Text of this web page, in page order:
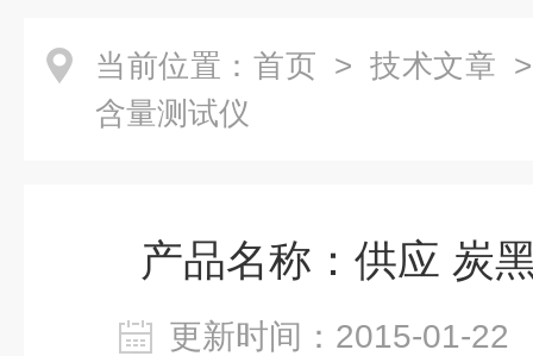
当前位置： 首页 > 技术文章
含量测试仪
产品名称：供应 炭
更新时间：2015-01-